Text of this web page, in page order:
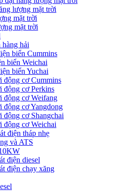
lượng mặt trời
mặt trời
mặt trời
hải
biển Cummins
biển Weichai
biển Yuchai
động cơ Cummins
động cơ Perkins
động cơ Weifang
động cơ Yangdong
cơ Shangchai
động cơ Weichai
điện tháp nhẹ
và ATS
điện diesel
điện chạy xăng